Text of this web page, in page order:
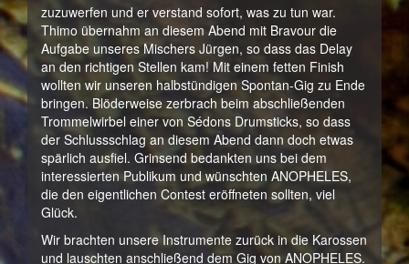
zuzuwerfen und er verstand sofort, was zu tun war.
Thimo übernahm an diesem Abend mit Bravour die
Aufgabe unseres Mischers Jürgen, so dass das Delay
an den richtigen Stellen kam! Mit einem fetten Finish
wollten wir unseren halbstündigen Spontan-Gig zu Ende
bringen. Blöderweise zerbrach beim abschließenden
Trommelwirbel einer von Sédons Drumsticks, so dass
der Schlussschlag an diesem Abend dann doch etwas
spärlich ausfiel. Grinsend bedankten uns bei dem
interessierten Publikum und wünschten ANOPHELES,
die den eigentlichen Contest eröffneten sollten, viel
Glück.
Wir brachten unsere Instrumente zurück in die Karossen
und lauschten anschließend dem Gig von ANOPHELES.